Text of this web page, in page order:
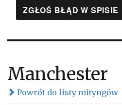
ZGŁOŚ BŁĄD W SPISIE
Manchester
Powrót do listy mityngów